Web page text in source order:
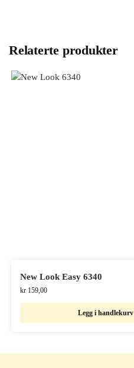
Relaterte produkter
New Look Easy 6340
kr159,00
Legg i handlekurv